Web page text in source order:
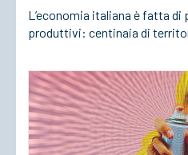
ACCEDI
L’economia italiana è fatta
produttivi: centinaia di